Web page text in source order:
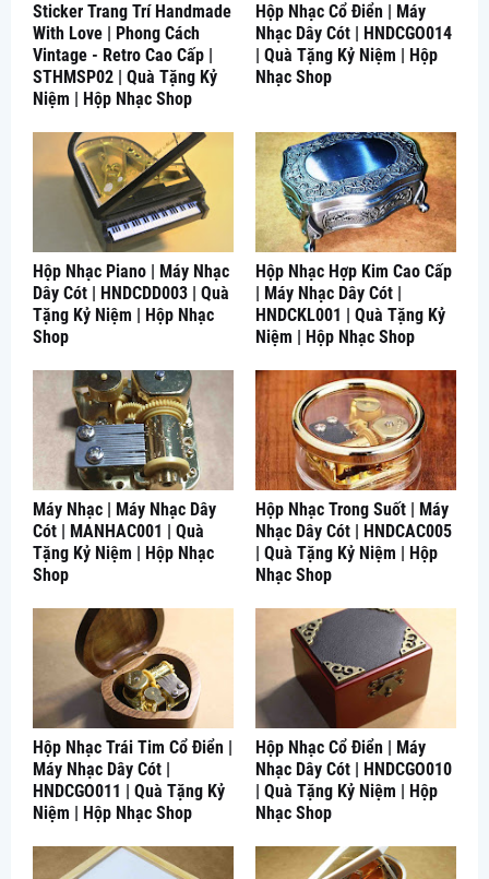
Sticker Trang Trí Handmade
With Love | Phong Cách
Vintage - Retro Cao Cấp |
STHMSP02 | Quà Tặng Kỷ
Niệm | Hộp Nhạc Shop
Hộp Nhạc Cổ Điển | Máy
Nhạc Dây Cót | HNDCGO014
| Quà Tặng Kỷ Niệm | Hộp
Nhạc Shop
Hộp Nhạc Piano | Máy Nhạc
Dây Cót | HNDCDD003 | Quà
Tặng Kỷ Niệm | Hộp Nhạc
Shop
Hộp Nhạc Hợp Kim Cao Cấp
| Máy Nhạc Dây Cót |
HNDCKL001 | Quà Tặng Kỷ
Niệm | Hộp Nhạc Shop
Máy Nhạc | Máy Nhạc Dây
Cót | MANHAC001 | Quà
Tặng Kỷ Niệm | Hộp Nhạc
Shop
Hộp Nhạc Trong Suốt | Máy
Nhạc Dây Cót | HNDCAC005
| Quà Tặng Kỷ Niệm | Hộp
Nhạc Shop
Hộp Nhạc Trái Tim Cổ Điển |
Máy Nhạc Dây Cót |
HNDCGO011 | Quà Tặng Kỷ
Niệm | Hộp Nhạc Shop
Hộp Nhạc Cổ Điển | Máy
Nhạc Dây Cót | HNDCGO010
| Quà Tặng Kỷ Niệm | Hộp
Nhạc Shop